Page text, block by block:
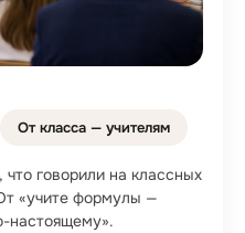
От класса — учителям
говорили на классных
«учите формулы —
настоящему».